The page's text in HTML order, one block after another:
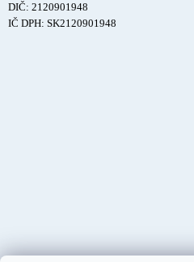
DIČ: 2120901948
IČ DPH: SK2120901948